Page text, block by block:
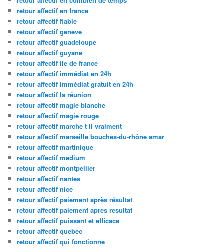
retour affectif en france
retour affectif fiable
retour affectif geneve
retour affectif guadeloupe
retour affectif guyane
retour affectif ile de france
retour affectif immédiat en 24h
retour affectif immédiat gratuit en 24h
retour affectif la réunion
retour affectif magie blanche
retour affectif magie rouge
retour affectif marche t il vraiment
retour affectif marseille bouches-du-rhône amar
retour affectif martinique
retour affectif medium
retour affectif montpellier
retour affectif nantes
retour affectif nice
retour affectif paiement après résultat
retour affectif paiement apres resultat
retour affectif puissant et efficace
retour affectif quebec
retour affectif qui fonctionne